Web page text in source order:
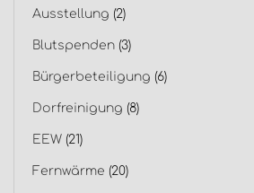
Ausstellung (2)
Blutspenden (3)
Bürgerbeteiligung (6)
Dorfreinigung (8)
EEW (21)
Fernwärme (20)